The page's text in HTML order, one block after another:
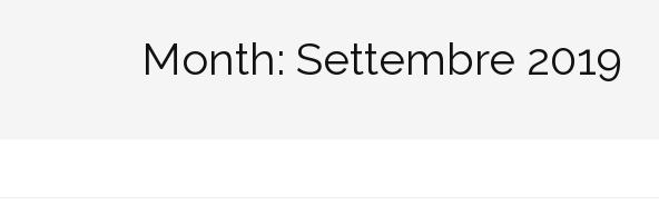
Month: Settembre 2019